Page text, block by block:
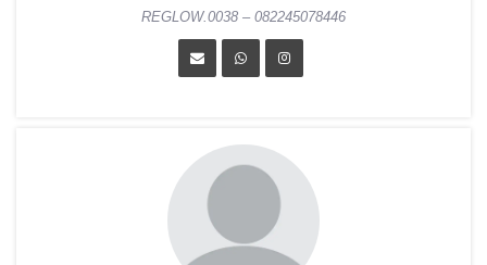
REGLOW.0038 – 082245078446
Position:
Surabaya
Alamat:Jl. Dupak Baru III